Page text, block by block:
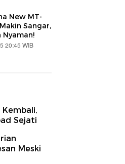
New MT-
Sangar,
Nyaman!
20:45 WIB
Sejati
Meski